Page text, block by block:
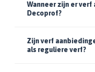
Wanneer zijn er
Decoprof?
Zijn verf
als reguliere verf?